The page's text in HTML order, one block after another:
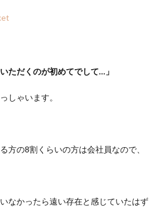
ただくのが初めてでして…」
しゃいます。
方の8割くらいの方は会社員なので、
なかったら遠い存在と感じていたはず